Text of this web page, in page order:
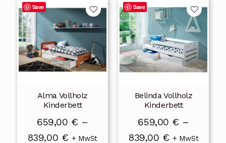
Save
Alma Vollholz
Kinderbett
659,00 € –
839,00 €Preisspanne:
+ MwSt
Dieses
Produkt
weist
mehrere
Varianten
auf.
Optionen
können
der
Save
Belinda Vollholz
Kinderbett
659,00 € –
839,00 €Preisspanne:
+ MwSt
Dieses
Produkt
weist
mehrere
Varianten
auf.
Optionen
können
der